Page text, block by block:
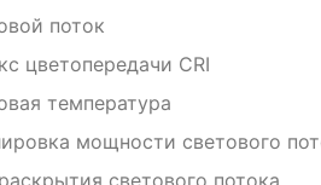
поток
цветопередачи CRI
температура
мощности светового
светового потока